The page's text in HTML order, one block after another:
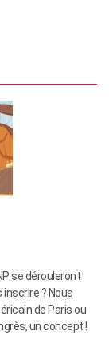
se dérouleront
? Nous
de Paris ou
un concept !